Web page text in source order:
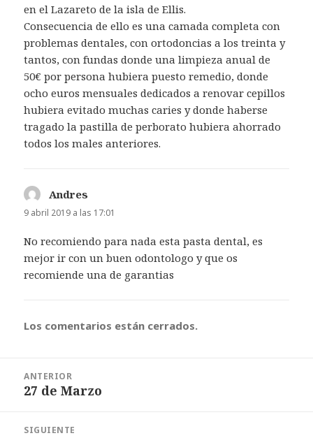
en el Lazareto de la isla de Ellis.
Consecuencia de ello es una camada completa con
problemas dentales, con ortodoncias a los treinta y
tantos, con fundas donde una limpieza anual de
50€ por persona hubiera puesto remedio, donde
ocho euros mensuales dedicados a renovar cepillos
hubiera evitado muchas caries y donde haberse
tragado la pastilla de perborato hubiera ahorrado
todos los males anteriores.
Andres
9 abril 2019 a las 17:01
No recomiendo para nada esta pasta dental, es
mejor ir con un buen odontologo y que os
recomiende una de garantias
Los comentarios están cerrados.
entradas
ANTERIOR
Entrada
27 de Marzo
SIGUIENTE